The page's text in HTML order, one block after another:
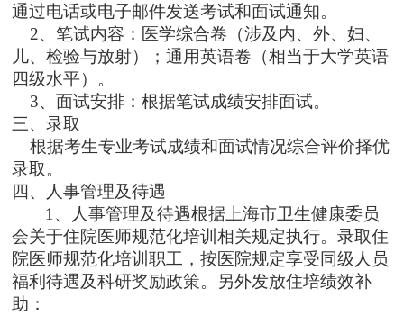
通过电话或电子邮件发送考试和面试通知。
2、笔试内容：医学综合卷（涉及内、外、妇、
儿、检验与放射）；通用英语卷（相当于大学英语
四级水平）。
3、面试安排：根据笔试成绩安排面试。
三、录取
根据考生专业考试成绩和面试情况综合评价择优
录取。
四、
人事管理及待遇
1、
人事管理及待遇根据上海市卫生健康委员
会关于住院医师规范化培训相关规定执行。录取住
院医师规范化培训职工，按医院规定享受同级人员
福利待遇及科研奖励政策。另外发放住培绩效补
助 ：